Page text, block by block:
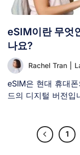
eSIM이란 무엇
나요?
Rachel Tran
eSIM은 현대 휴대
드의 디지털 버전입
1